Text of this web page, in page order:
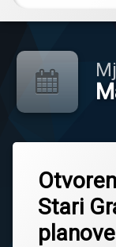
Stari
planove
MSP
poticaji
StariGrad